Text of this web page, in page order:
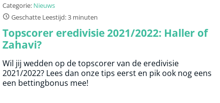
Categorie: Nieuws
Geschatte Leestijd: 3 minuten
Topscorer eredivisie 2021/2022: Haller of
Zahavi?
Wil jij wedden op de topscorer van de eredivisie
2021/2022? Lees dan onze tips eerst en pik ook nog eens
een bettingbonus mee!